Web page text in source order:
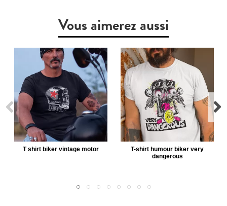
Vous aimerez aussi
T shirt biker vintage motor
T-shirt humour biker very
dangerous